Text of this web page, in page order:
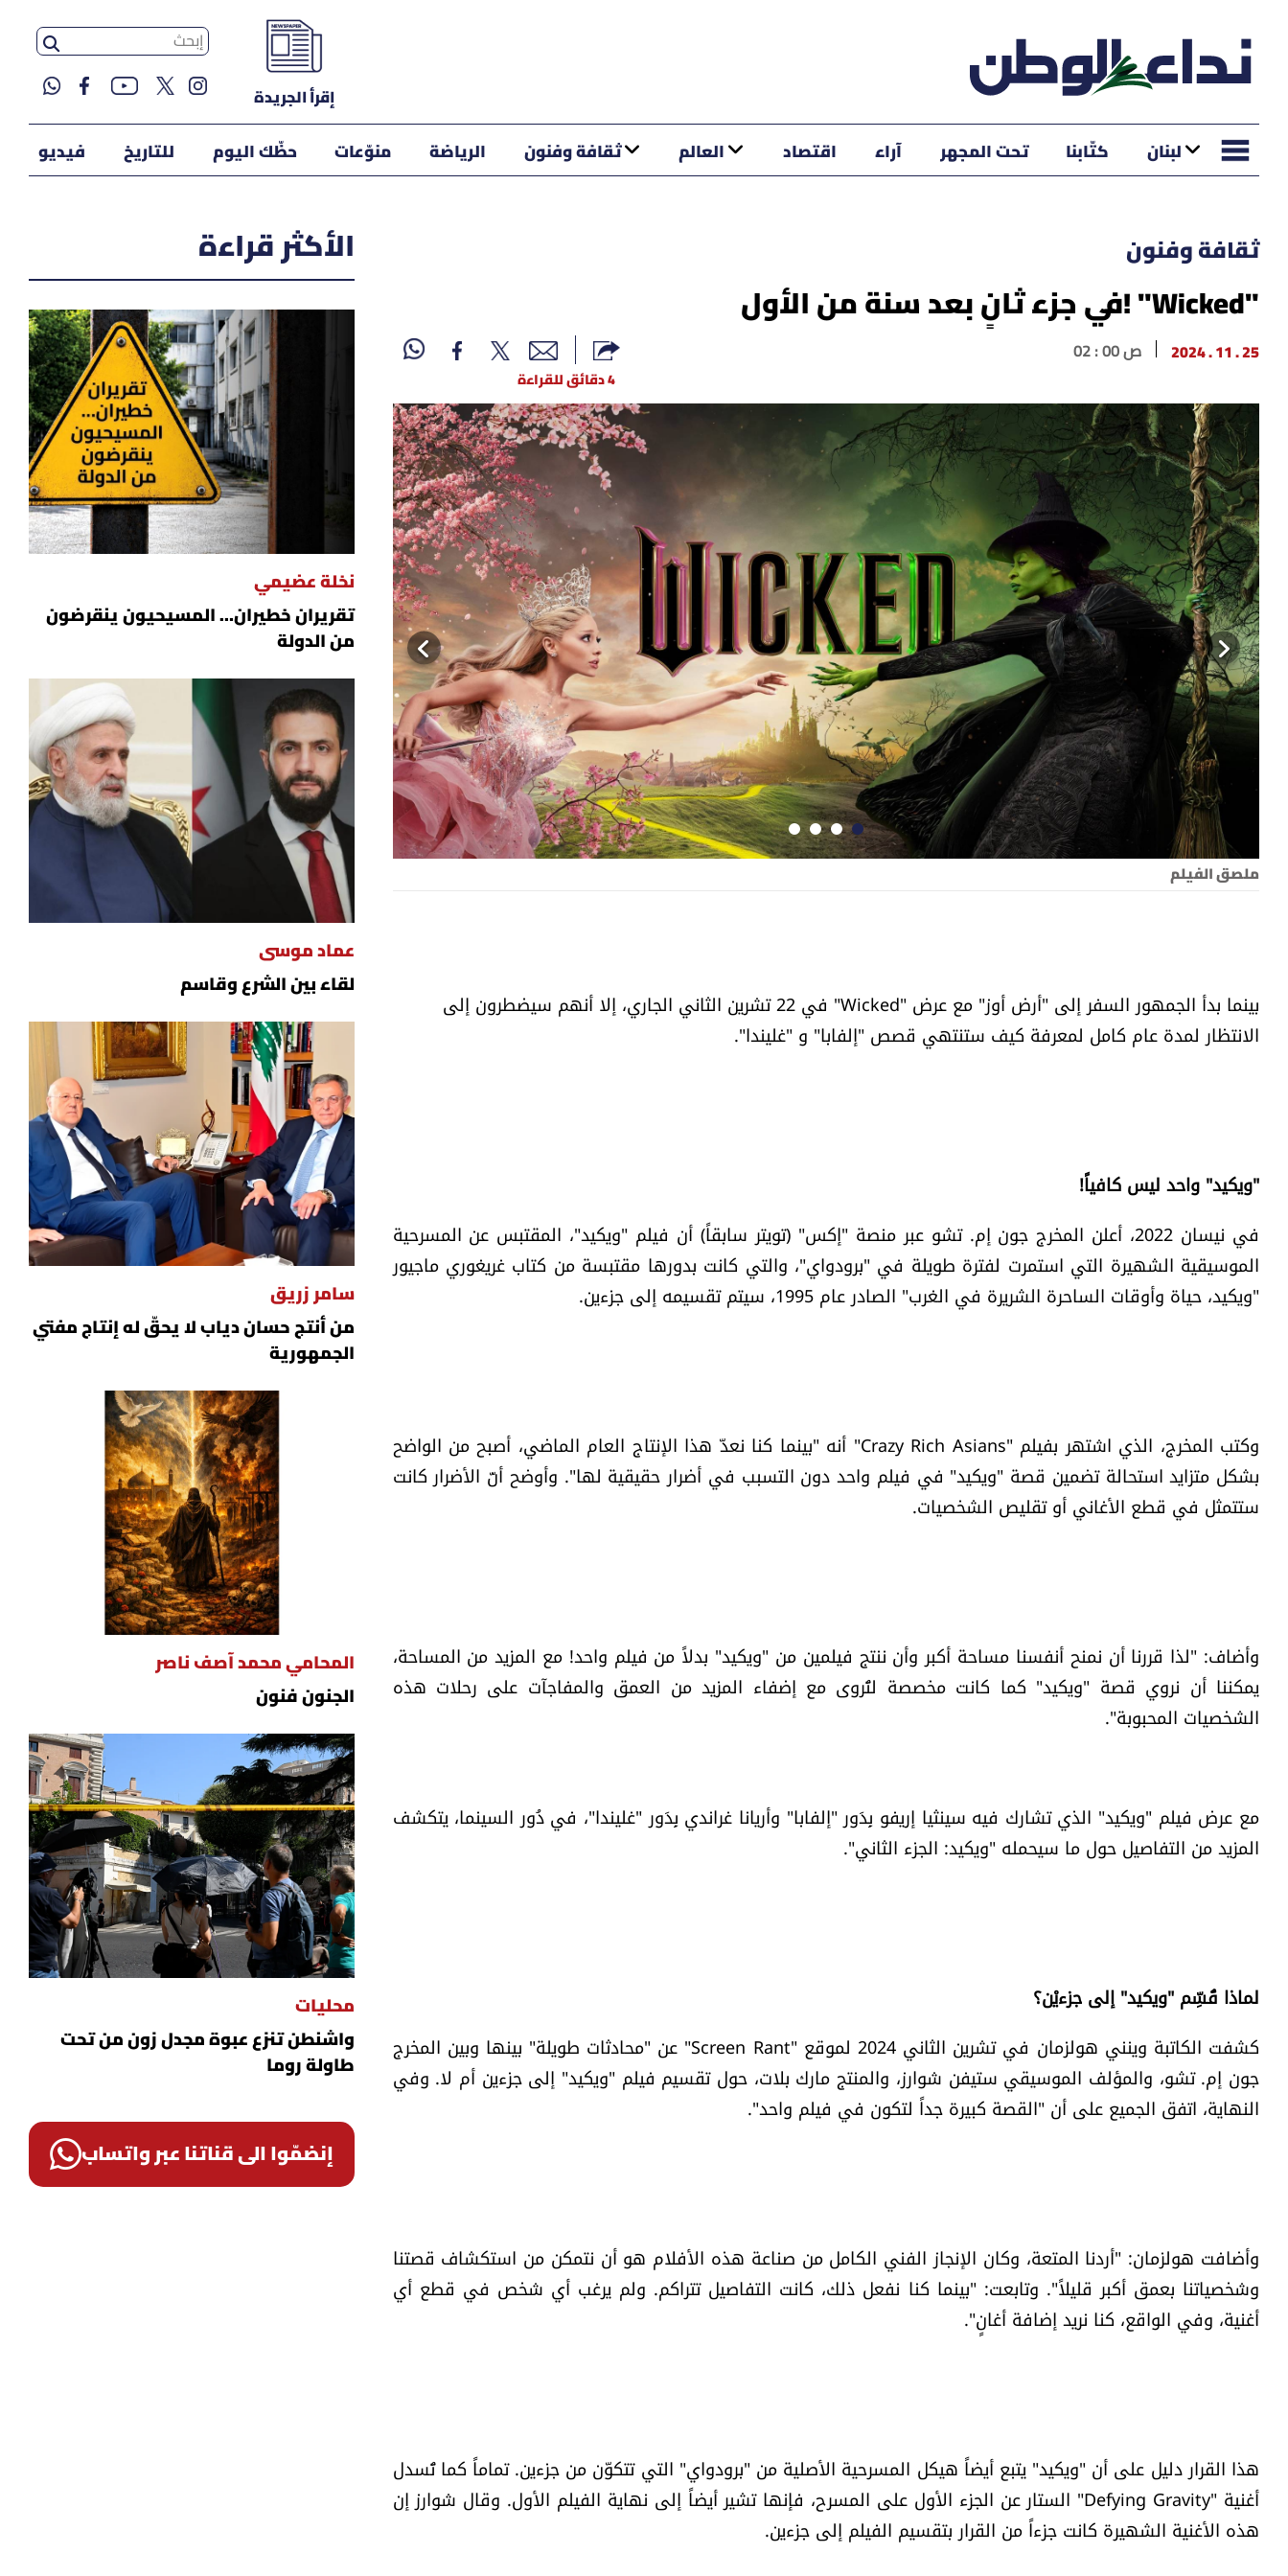
إقرأ الجريدة
لبنان كتّابنا تحت المجهر آراء اقتصاد العالم ثقافة وفنون الرياضة منوّعات حظّك اليوم للتاريخ فيديو
ثقافة وفنون
"Wicked" !في جزء ثانٍ بعد سنة من الأول
25 . 11 . 2024 02 : 00 ص
4 دقائق للقراءة
ملصق الفيلم أريانا غراندي مع طاقم العمل
بينما بدأ الجمهور السفر إلى "أرض أوز" مع عرض "Wicked" في 22 تشرين الثاني الجاري، إلا أنهم سيضطرون إلى
الانتظار لمدة عام كامل لمعرفة كيف ستنتهي قصص "إلفابا" و "غليندا".
"ويكيد" واحد ليس كافياً!
في نيسان 2022، أعلن المخرج جون إم. تشو عبر منصة "إكس" (تويتر سابقاً) أن فيلم "ويكيد"، المقتبس عن المسرحية
الموسيقية الشهيرة التي استمرت لفترة طويلة في "برودواي"، والتي كانت بدورها مقتبسة من كتاب غريغوري ماجيور
"ويكيد، حياة وأوقات الساحرة الشريرة في الغرب" الصادر عام 1995، سيتم تقسيمه إلى جزءين.
وكتب المخرج، الذي اشتهر بفيلم "Crazy Rich Asians" أنه "بينما كنا نعدّ هذا الإنتاج العام الماضي، أصبح من الواضح
بشكل متزايد استحالة تضمين قصة "ويكيد" في فيلم واحد دون التسبب في أضرار حقيقية لها". وأوضح أنّ الأضرار كانت
ستتمثل في قطع الأغاني أو تقليص الشخصيات.
وأضاف: "لذا قررنا أن نمنح أنفسنا مساحة أكبر وأن ننتج فيلمين من "ويكيد" بدلاً من فيلم واحد! مع المزيد من المساحة،
يمكننا أن نروي قصة "ويكيد" كما كانت مخصصة لتُروى مع إضفاء المزيد من العمق والمفاجآت على رحلات هذه
الشخصيات المحبوبة".
مع عرض فيلم "ويكيد" الذي تشارك فيه سينثيا إريفو بِدَور "إلفابا" وأريانا غراندي بِدَور "غليندا"، في دُور السينما، يتكشف
المزيد من التفاصيل حول ما سيحمله "ويكيد: الجزء الثاني".
لماذا قُسِّم "ويكيد" إلى جزءيْن؟
كشفت الكاتبة وينني هولزمان في تشرين الثاني 2024 لموقع "Screen Rant" عن "محادثات طويلة" بينها وبين المخرج
جون إم. تشو، والمؤلف الموسيقي ستيفن شوارز، والمنتج مارك بلات، حول تقسيم فيلم "ويكيد" إلى جزءين أم لا. وفي
النهاية، اتفق الجميع على أن "القصة كبيرة جداً لتكون في فيلم واحد".
وأضافت هولزمان: "أردنا المتعة، وكان الإنجاز الفني الكامل من صناعة هذه الأفلام هو أن نتمكن من استكشاف قصتنا
وشخصياتنا بعمق أكبر قليلاً". وتابعت: "بينما كنا نفعل ذلك، كانت التفاصيل تتراكم. ولم يرغب أي شخص في قطع أي
أغنية، وفي الواقع، كنا نريد إضافة أغانٍ".
هذا القرار دليل على أن "ويكيد" يتبع أيضاً هيكل المسرحية الأصلية من "برودواي" التي تتكوّن من جزءين. تماماً كما تُسدل
أغنية "Defying Gravity" الستار عن الجزء الأول على المسرح، فإنها تشير أيضاً إلى نهاية الفيلم الأول. وقال شوارز إن
هذه الأغنية الشهيرة كانت جزءاً من القرار بتقسيم الفيلم إلى جزءين.
الأكثر قراءة
نخلة عضيمي
تقريران خطيران… المسيحيون ينقرضون
من الدولة
عماد موسى
لقاء بين الشرع وقاسم
سامر زريق
من أنتج حسان دياب لا يحقّ له إنتاج مفتي
الجمهورية
المحامي محمد آصف ناصر
الجنون فنون
محليات
واشنطن تنزع عبوة مجدل زون من تحت
طاولة روما
إنضمّوا الى قناتنا عبر واتساب